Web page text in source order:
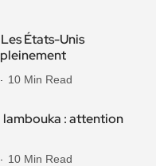
États-Unis
10 Min Read
lambouka : attention
10 Min Read